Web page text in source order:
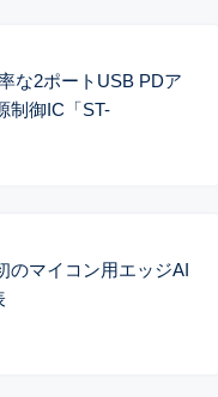
な2ポートUSB PDア
制御IC「ST-
のマイコン用エッジAI